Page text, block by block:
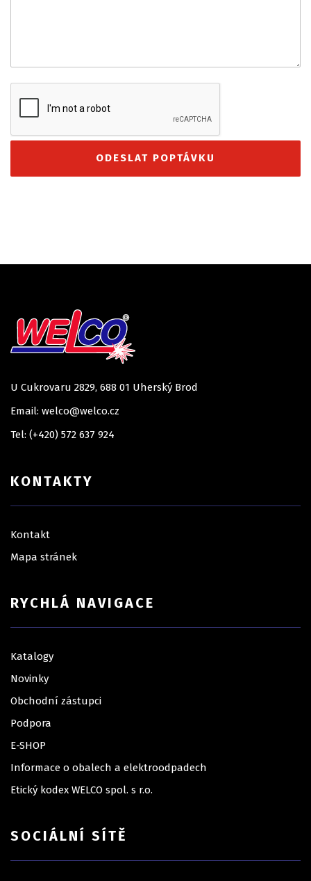
U Cukrovaru 2829, 688 01 Uherský Brod
Email: welco@welco.cz
Tel: (+420) 572 637 924
KONTAKTY
Kontakt
Mapa stránek
RYCHLÁ NAVIGACE
Katalogy
Novinky
Obchodní zástupci
Podpora
E-SHOP
Informace o obalech a elektroodpadech
Etický kodex WELCO spol. s r.o.
SOCIÁLNÍ SÍTĚ